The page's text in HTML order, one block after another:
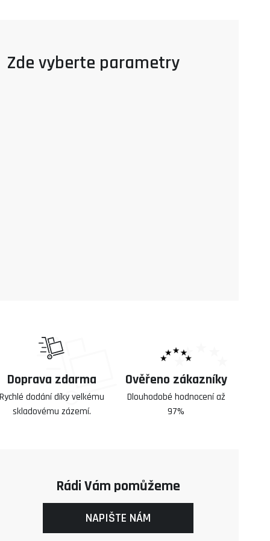
Doprava zdarma
dodání díky velkému
skladovému zázemí.
Ověřeno zákazníky
Dlouhodobé hodnocení až
97%
Rádi Vám pomůžeme
NAPIŠTE NÁM